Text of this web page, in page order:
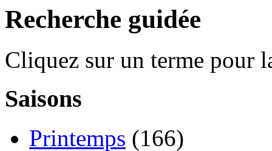
Recherche guidée
Cliquez sur un terme pour
Saisons
Printemps (166)